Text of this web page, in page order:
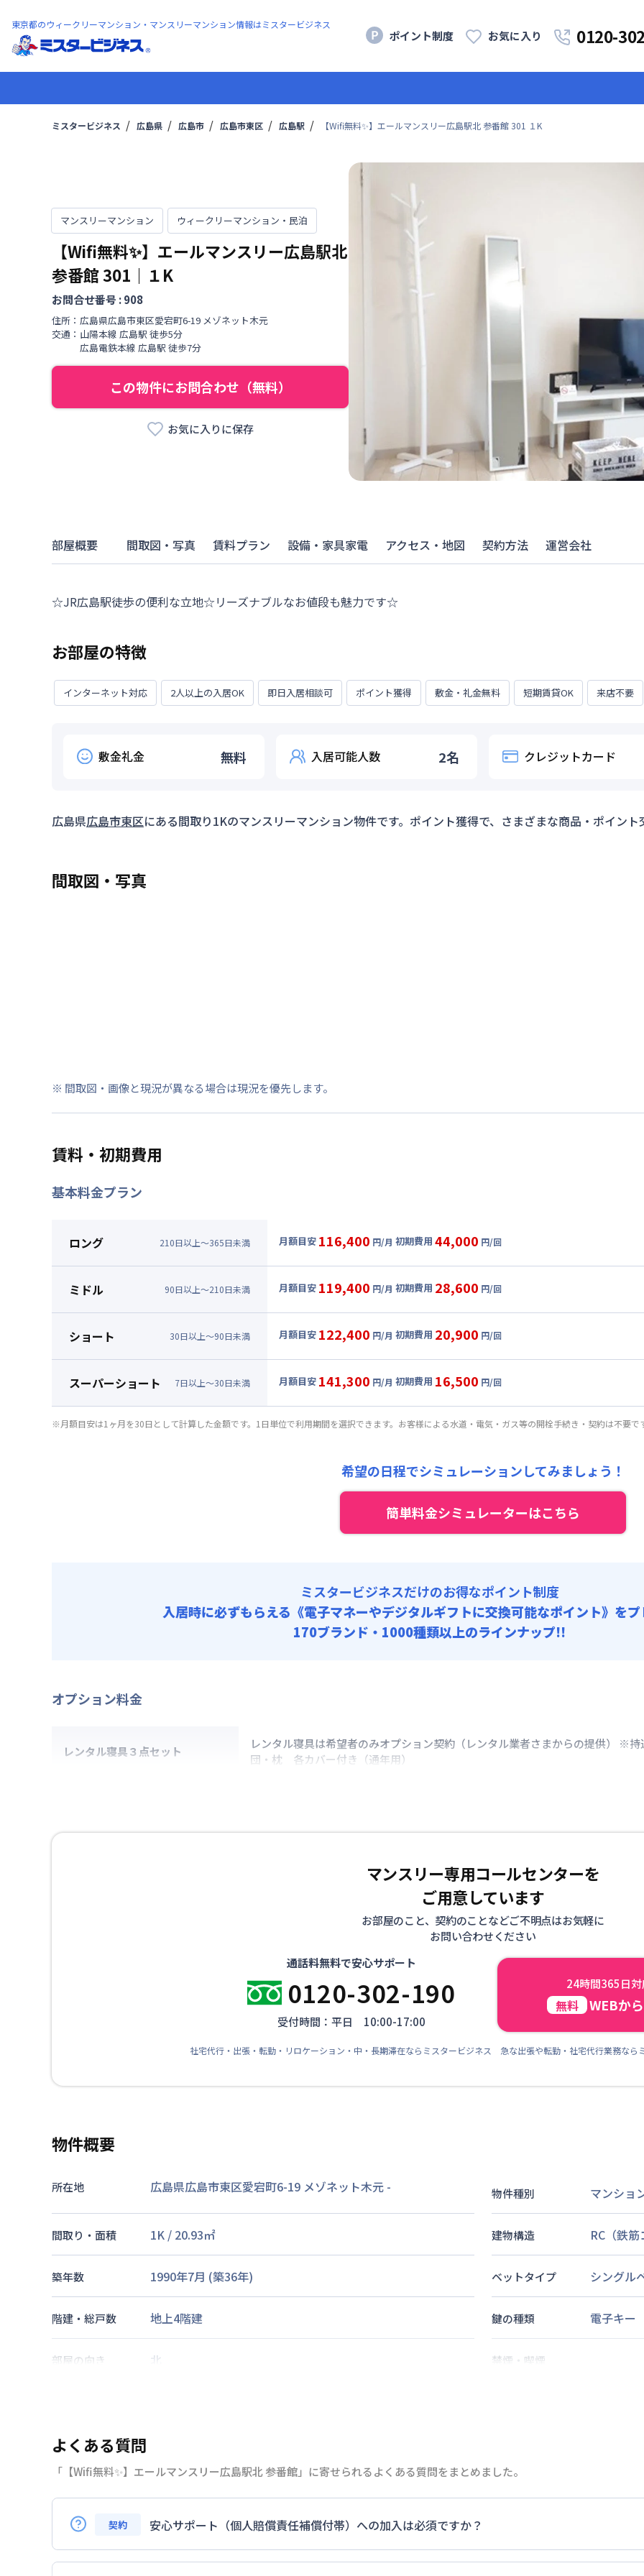
東京都のウィークリーマンション・マンスリーマンション情報はミスタービジネス
ポイント制度 お気に入り 0120-
ミスタービジネス 広島県 広島市 広島市東区 広島駅 【Wifi無料✨】エールマンスリー広島駅北 参番館 301 １K
マンスリーマンション ウィークリーマンション・民泊
【Wifi無料✨】エールマンスリー広島駅北
参番館301 ｜ １K
お問合せ番号 :908
住所： 広島県広島市東区愛宕町6-19 メゾネット木元
交通： 山陽本線 広島駅 徒歩5分
広島電鉄本線 広島駅 徒歩7分
この物件にお問合わせ（無料）
お気に入りに保存
部屋概要 間取図・写真 賃料プラン 設備・家具家電 アクセス・地図 契約方法 運営会社
☆JR広島駅徒歩の便利な立地☆リーズナブルなお値段も魅力です☆
お部屋の特徴
インターネット対応 2人以上の入居OK 即日入居相談可 ポイント獲得 敷金・礼金無料 短期賃貸OK 来店不要
敷金礼金 無料 入居可能人数 2名 クレジットカード
広島県広島市東区にある間取り1Kのマンスリーマンション物件です。ポイント獲得で、さまざまな商品・ポイン
間取図・写真
※ 間取図・画像と現況が異なる場合は現況を優先します。
賃料・初期費用
基本料金プラン
ロング 210日以上～365日未満 月額目安 116,400 円/月 初期費用 44,000 円/回
84,000円/月 (2,800円/日)
光熱費他 : 24,000円/月 (800円/日) (税抜)
清掃料他 : 37,000円/回 (税抜)
その他費用 :
初期費用
事務手数料 : 3,000円/回 (税抜)
ミドル 90日以上～210日未満 月額目安 119,400 円/月 初期費用 28,600 円/回
87,000円/月 (2,900円/日)
光熱費他 : 24,000円/月 (800円/日) (税抜)
清掃料他 : 23,000円/回 (税抜)
その他費用 :
管理費: 6,000円/月 (200円/日)
ショート 30日以上～90日未満 月額目安 122,400 円/月 初期費用 20,900 円/回
90,000円/月 (3,000円/日)
光熱費他 : 24,000円/月 (800円/日) (税抜)
清掃料他 : 16,000円/回 (税抜)
6,000円/月 (200円/日)
事務手数料 : 3,000円/回 (税抜)
スーパーショート 7日以上～30日未満 月額目安 141,300 円/月 初期費用 16,500 円/回
月額賃料目安(30日利用)
12,000円/回 (税抜)
6,000円/月 (200円/日)
※月額目安は1ヶ月を30日として計算した金額です。1日単位で利用期間を選択できます。お客様による水道・電気・ガス等の開栓手続き・契約は不要で
希望の日程でシミュレーションしてみましょう！
簡単料金シミュレーターはこちら
ミスタービジネスだけのお得なポイント制度
入居時に必ずもらえる 《電子マネーやデジタルギフトに交換可能なポイント》を
170ブランド・1000種類以上のラインナップ!!
オプション料金
レンタル寝具３点セット
レンタル寝具は希望者のみオプション契約（レンタル業者さまからの提供） ※
団・枕 各カバー付き（通年用）
マンスリー専用コールセンターを
ご用意しています
お部屋のこと、契約のことなどご不明点はお気軽に
お問い合わせください
通話料無料で安心サポート
0120-302-190
受付時間：平日 10:00-17:00
24時間365日
無料 WEBか
社宅代行・出張・転勤・リロケーション・中・長期滞在ならミスタービジネス 急な出張や転勤・社宅代行業務なら
物件概要
所在地 広島県広島市東区愛宕町6-19 メゾネット木元 - 物件種別 マンショ
間取り・面積 1K / 20.93㎡ 建物構造 RC（鉄
築年数 1990年7月 (築36年) ベットタイプ シングル
階建・総戸数 地上4階建 鍵の種類 電子キー
部屋の向き 北 禁煙・喫煙
情報更新日 2026年7月26日
よくある質問
「【Wifi無料✨】エールマンスリー広島駅北 参番館」に寄せられるよくある質問をまとめました。
契約
安心サポート（個人賠償責任補償付帯）への加入は必須ですか？
はい。安心サポートへの加入は必須となります。料金プランでは清掃料欄に期間によって設定されている